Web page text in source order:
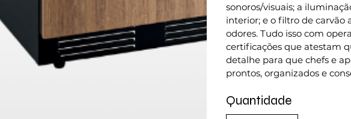
sonoros/visuais; a
interior; e o filtro de
odores. Tudo isso com
certificações que atestam
detalhe para que chefs e
prontos, organizados e
Quantidade